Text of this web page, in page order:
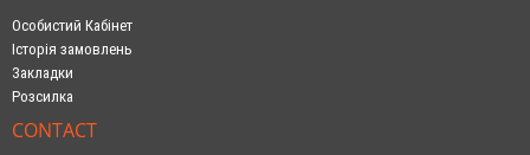
Особистий Кабінет
Історія замовлень
Закладки
Розсилка
CONTACT